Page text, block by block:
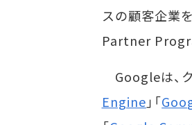
スの顧客企業
Partner
Googleは、
Engine 」「